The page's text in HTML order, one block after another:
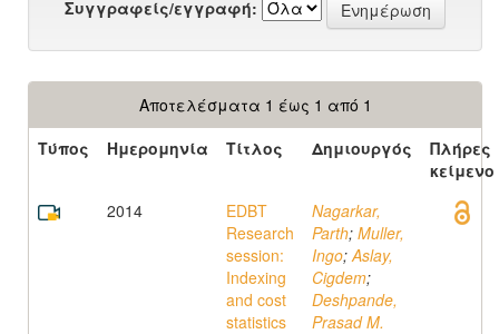
Συγγραφείς/εγγραφή:
Αποτελέσματα 1 έως 1 από 1
Τύπος
Ημερομηνία Τίτλος Δημιουργός
Πλήρες
κείμενο
2014
EDBT
Research
session:
Indexing
and cost
statistics
Nagarkar,
Parth; Muller,
Ingo;Aslay,
Cigdem;
Deshpande,
Prasad M.